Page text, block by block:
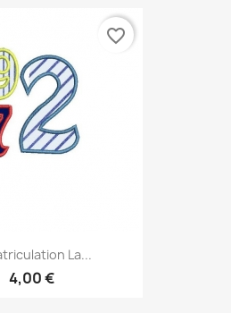
La...
4,00 €
favorite_border